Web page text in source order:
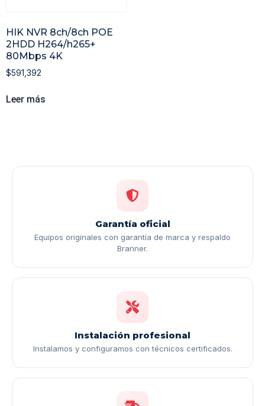
HIK NVR 8ch/8ch POE
2HDD H264/h265+
80Mbps 4K
$591,392
Leer más
Garantía oficial
Equipos originales con garantía de marca y respaldo
Branner.
Instalación profesional
Instalamos y configuramos con técnicos certificados.